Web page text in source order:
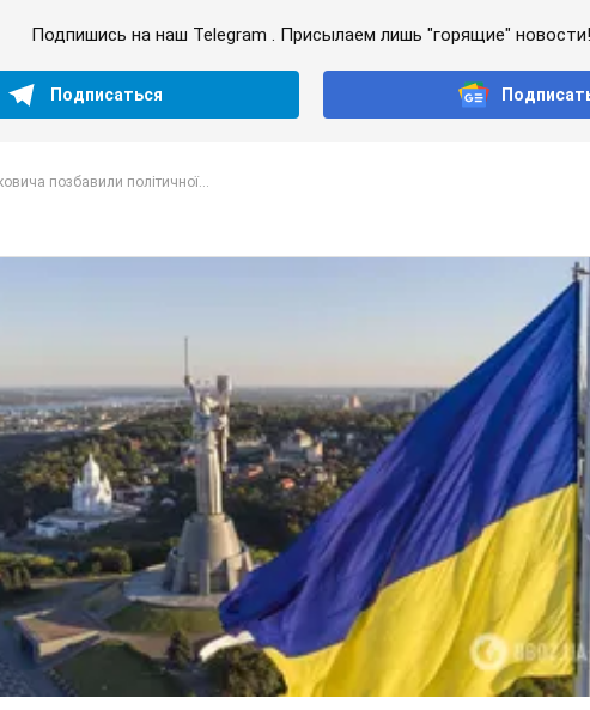
Подпишись на наш Telegram . Присылаем лишь "горящие" новости!
Подписаться
позбавили політичної...